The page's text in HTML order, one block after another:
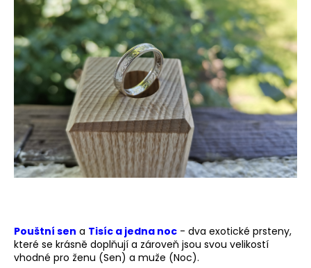
Pouštní sen a Tisíc a jedna noc - dva exotické prsteny,
které se krásně doplňují a zároveň jsou svou velikostí
vhodné pro ženu (Sen) a muže (Noc).